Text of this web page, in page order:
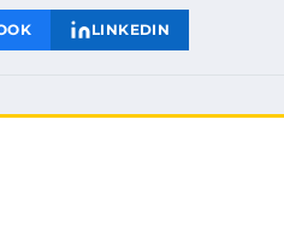
LINKEDIN